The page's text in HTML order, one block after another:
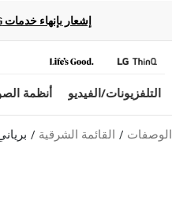
إشعار بإنهاء خدمات Gracenote Music ID / Video ID / eyeQ EPG لأجهزة مشغّل Blu-ray وأنظمة المسرح المنزلي Blu-ray، حيث لن تكون متاحة بعد الآن.
التلفزيونات/الفيديو أنظمة
الوصفات القائمة الشرقية